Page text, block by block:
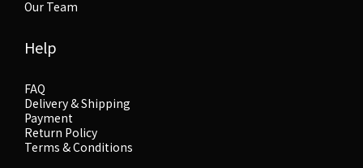
Our Team
Help
FAQ
Delivery & Shipping
Payment
Return Policy
Terms & Conditions